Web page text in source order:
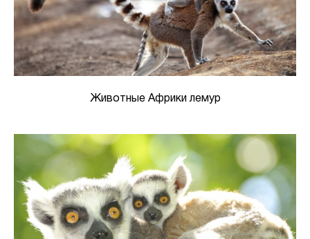
Животные Африки лемур